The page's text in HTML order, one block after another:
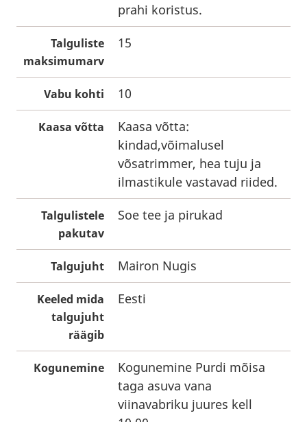
prahi koristus.
Talguliste
maksimumarv
15
Vabu kohti 10
Kaasa võtta
Kaasa võtta:
kindad,võimalusel
võsatrimmer, hea tuju ja
ilmastikule vastavad riided.
Talgulistele
pakutav
Soe tee ja pirukad
Talgujuht Mairon Nugis
Keeled mida
talgujuht
räägib
Eesti
Kogunemine
Kogunemine Purdi mõisa
taga asuva vana
viinavabriku juures kell